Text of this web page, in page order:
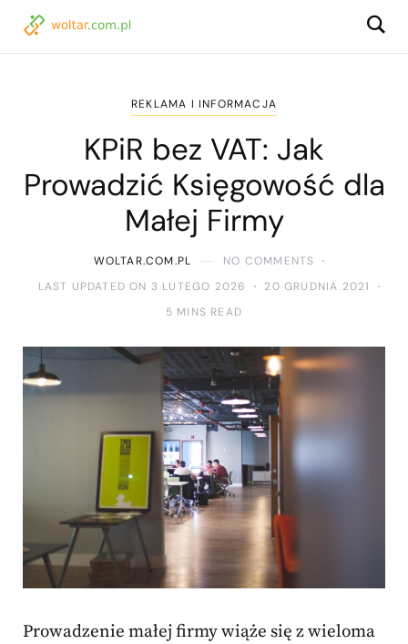
REKLAMA I INFORMACJA
KPiR bez VAT: Jak
Prowadzić Księgowość dla
Małej Firmy
WOLTAR.COM.PL
NO COMMENTS
LAST UPDATED ON 3 LUTEGO 2026
20 GRUDNIA 2021
5 MINS READ
Prowadzenie małej firmy wiąże się z wieloma